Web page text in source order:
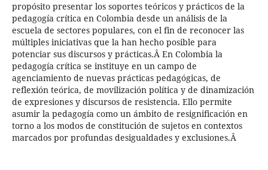
propósito presentar los soportes teóricos y prácticos de la
pedagogía crítica en Colombia desde un análisis de la
escuela de sectores populares, con el fin de reconocer las
múltiples iniciativas que la han hecho posible para
potenciar sus discursos y prácticas.Â En Colombia la
pedagogía crítica se instituye en un campo de
agenciamiento de nuevas prácticas pedagógicas, de
reflexión teórica, de movilización política y de dinamización
de expresiones y discursos de resistencia. Ello permite
asumir la pedagogía como un ámbito de resignificación en
torno a los modos de constitución de sujetos en contextos
marcados por profundas desigualdades y exclusiones.Â